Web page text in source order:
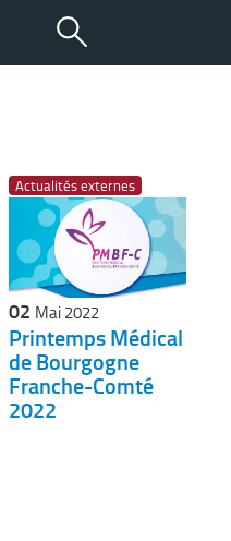
Actualités
Actualités externes
02 Mai 2022
Printemps Médical
de Bourgogne
Franche-Comté
2022